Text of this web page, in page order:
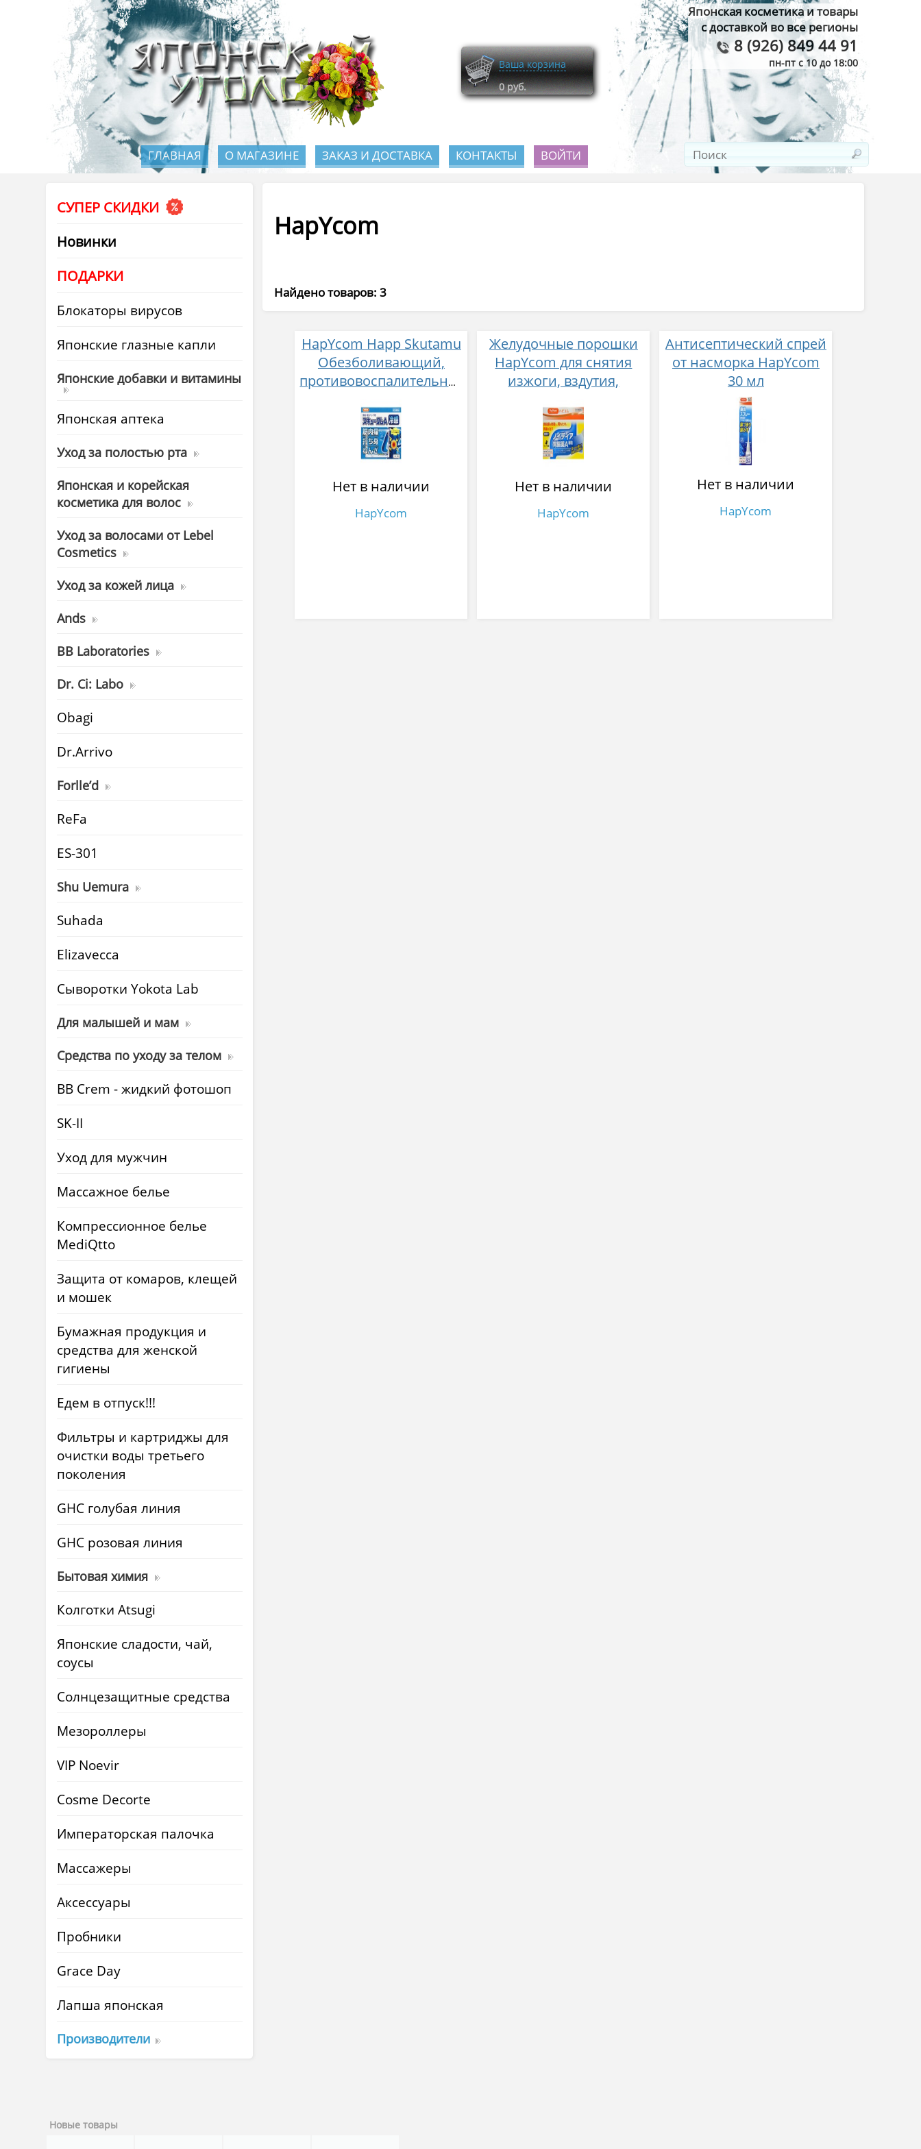
Японская косметика и товары
с доставкой во все регионы
8 (926) 849 44 91
пн-пт с 10 до 18:00
Ваша корзина
0 руб.
ГЛАВНАЯ О МАГАЗИНЕ ЗАКАЗ И ДОСТАВКА КОНТАКТЫ ВОЙТИ
СУПЕР СКИДКИ
Новинки
ПОДАРКИ
Блокаторы вирусов
Японские глазные капли
Японские добавки и витамины
Японская аптека
Уход за полостью рта
Японская и корейская
косметика для волос
Уход за волосами от Lebel
Cosmetics
Уход за кожей лица
Ands
BB Laboratories
Dr. Ci: Labo
Obagi
Dr.Arrivo
Forlle’d
ReFa
ES-301
Shu Uemura
Suhada
Elizavecca
Cыворотки Yokota Lab
Для малышей и мам
Средства по уходу за телом
BB Crem - жидкий фотошоп
SK-II
Уход для мужчин
Массажное белье
Компрессионное белье
MediQtto
Защита от комаров, клещей
и мошек
Бумажная продукция и
средства для женской
гигиены
Едем в отпуск!!!
Фильтры и картриджы для
очистки воды третьего
поколения
GHC голубая линия
GHC розовая линия
Бытовая химия
Колготки Atsugi
Японские сладости, чай,
соусы
Солнцезащитные средства
Мезороллеры
VIP Noevir
Cosme Decorte
Императорская палочка
Массажеры
Аксессуары
Пробники
Grace Day
Лапша японская
Производители
HapYcom
Найдено товаров: 3
HapYcom Happ Skutamu
Обезболивающий,
противовоспалительный
арники и
охлаждающим
эффектом 10 см × 7 см
Нет в наличии
HapYcom
Желудочные порошки
HapYcom для снятия
изжоги, вздутия,
восстановления
слизистой оболочки
желудка № 28
Нет в наличии
HapYcom
Антисептический спрей
от насморка HapYcom
30 мл
Нет в наличии
HapYcom
Новые товары